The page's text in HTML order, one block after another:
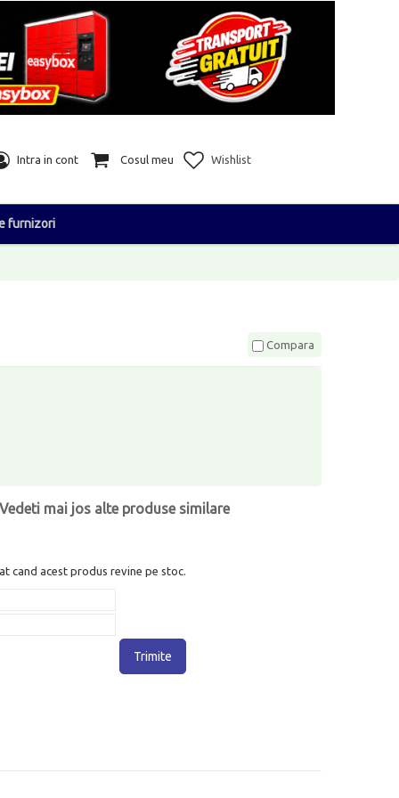
Intra in cont Cosul meu Wishlist
furnizori
Compara
mai jos alte produse similare
cand acest produs revine pe stoc.
Trimite